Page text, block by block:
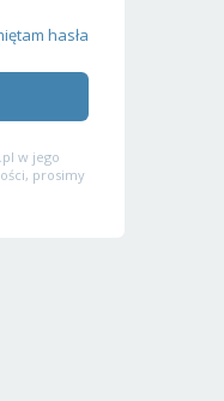
hasła
w jego
prosimy